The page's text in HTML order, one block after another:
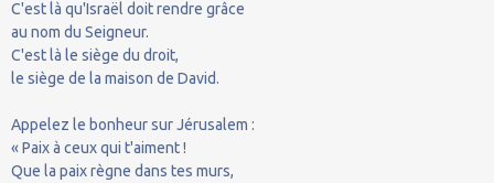
C'est là qu'Israël doit rendre grâce
au nom du Seigneur.
C'est là le siège du droit,
le siège de la maison de David.
Appelez le bonheur sur Jérusalem :
« Paix à ceux qui t'aiment !
Que la paix règne dans tes murs,